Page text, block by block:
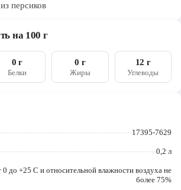
персиков
на 100 г
0 г
Белки
0 г
Жиры
12 г
Углеводы
17395-7629
0,2 л
0 до +25 С и относительной влажности воздуха не
более 75%